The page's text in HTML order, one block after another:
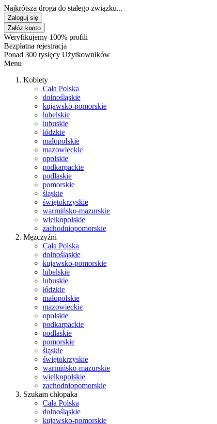
Najkrótsza droga do stałego związku...
Zaloguj się
Załóż konto
Weryfikujemy 100% profili
Bezpłatna rejestracja
Ponad 300 tysięcy Użytkowników
Menu
Kobiety
Cała Polska
dolnośląskie
kujawsko-pomorskie
lubelskie
lubuskie
łódzkie
małopolskie
mazowieckie
opolskie
podkarpackie
podlaskie
pomorskie
śląskie
świętokrzyskie
warmińsko-mazurskie
wielkopolskie
zachodniopomorskie
Mężczyźni
Cała Polska
dolnośląskie
kujawsko-pomorskie
lubelskie
lubuskie
łódzkie
małopolskie
mazowieckie
opolskie
podkarpackie
podlaskie
pomorskie
śląskie
świętokrzyskie
warmińsko-mazurskie
wielkopolskie
zachodniopomorskie
Szukam chłopaka
Cała Polska
dolnośląskie
kujawsko-pomorskie